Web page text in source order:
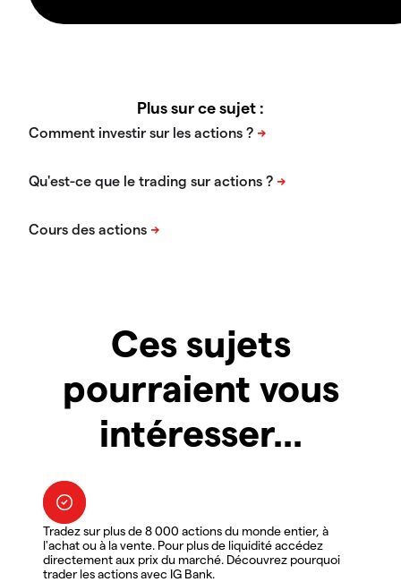
Plus sur ce sujet :
Ces sujets
pourraient vous
intéresser...
Tradez sur plus de 8 000 actions du monde entier, à
l'achat ou à la vente. Pour plus de liquidité accédez
directement aux prix du marché. Découvrez pourquoi
trader les actions avec IG Bank.